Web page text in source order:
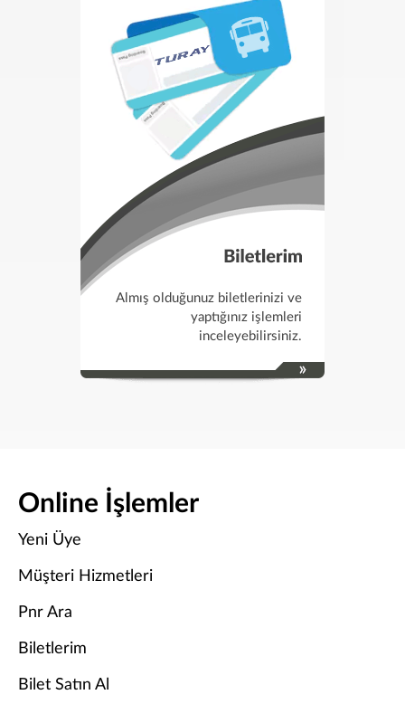
Almış olduğunuz biletlerinizi ve
yaptığınız işlemleri
inceleyebilirsiniz.
Online İşlemler
Yeni Üye
Müşteri Hizmetleri
Pnr Ara
Biletlerim
Bilet Satın Al